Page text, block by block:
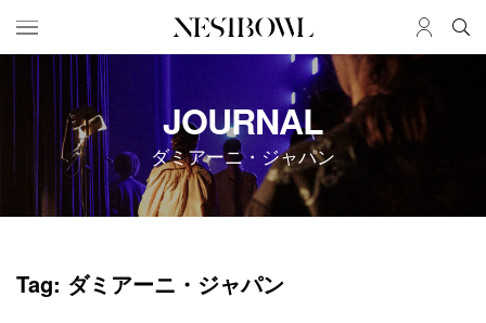
HOME
求人検索
新着求人
ブランド一覧
インタビュー
コラボ募集一覧
JOURNAL
ダミアーニ・ジャパン
Tag: ダミアーニ・ジャパン